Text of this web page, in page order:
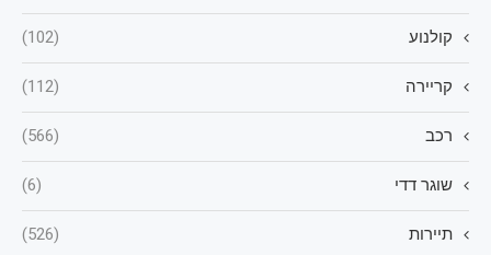
קולנוע (102)
קריירה (112)
רכב (566)
שוגר דדי (6)
תיירות (526)